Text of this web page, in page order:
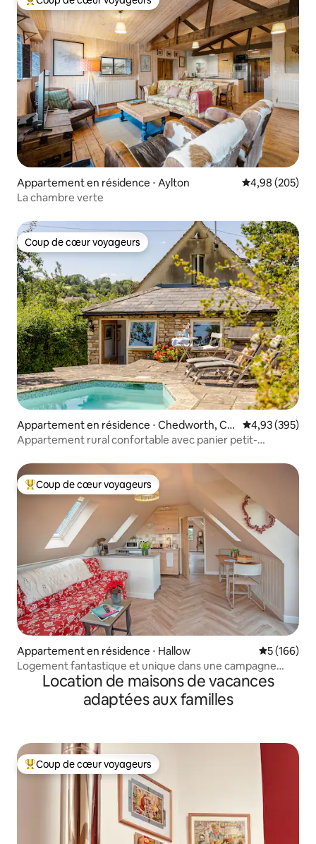
Coups de cœur voyageurs les plus appréciés
Appartement en résidence ⋅ Aylton Évaluation
4,98 (205)
La chambre verte
Coup de cœur voyageurs
Coup de cœur voyageurs
Appartement en résidence ⋅ Chedworth, Ch
eltenham
Évaluation
4,93 (395)
Appartement rural confortable avec panier petit-
Coups de cœur voyageurs les plus appréciés
Coup de cœur voyageurs
Appartement en résidence ⋅ Hallow Évaluation
5 (166)
Logement fantastique et unique dans une campagne
magnifique
Location de maisons de vacances
adaptées aux familles
Coups de cœur voyageurs les plus appréciés
Coup de cœur voyageurs